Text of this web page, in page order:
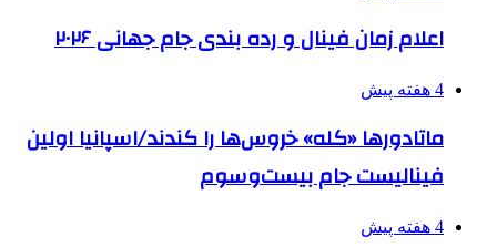
اعلام زمان فینال و رده بندی جام جهانی ۲۰۲۶
4 هفته پیش
ماتادورها «کله» خروس‌ها را کندند/اسپانیا اولین
فینالیست جام بیست‌وسوم
4 هفته پیش